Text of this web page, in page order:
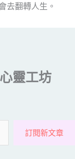
去翻轉人生。
靈工坊
訂閱新文章